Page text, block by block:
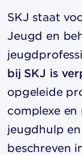
SKJ staat
Jeugd en
bij SKJ is
opgeleide
complexe en
jeugdhulp
beschreven